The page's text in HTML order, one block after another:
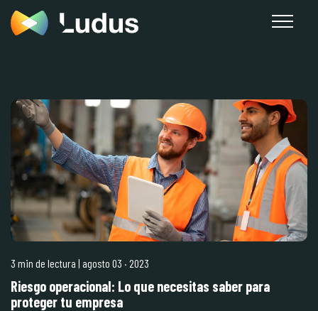
3 min de lectura | agosto 03 · 2023
Riesgo operacional: Lo que necesitas saber para
proteger tu empresa